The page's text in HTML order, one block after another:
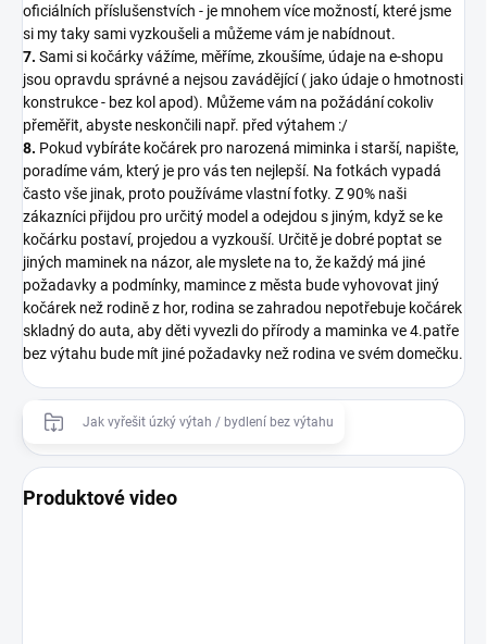
oficiálních příslušenstvích - je mnohem více možností, které jsme
si my taky sami vyzkoušeli a můžeme vám je nabídnout.
7. Sami si kočárky vážíme, měříme, zkoušíme, údaje na e-shopu
jsou opravdu správné a nejsou zavádějící ( jako údaje o hmotnosti
konstrukce - bez kol apod). Můžeme vám na požádání cokoliv
přeměřit, abyste neskončili např. před výtahem :/
8. Pokud vybíráte kočárek pro narozená miminka i starší, napište,
poradíme vám, který je pro vás ten nejlepší. Na fotkách vypadá
často vše jinak, proto používáme vlastní fotky. Z 90% naši
zákazníci přijdou pro určitý model a odejdou s jiným, když se ke
kočárku postaví, projedou a vyzkouší. Určitě je dobré poptat se
jiných maminek na názor, ale myslete na to, že každý má jiné
požadavky a podmínky, mamince z města bude vyhovovat jiný
kočárek než rodině z hor, rodina se zahradou nepotřebuje kočárek
skladný do auta, aby děti vyvezli do přírody a maminka ve 4.patře
bez výtahu bude mít jiné požadavky než rodina ve svém domečku.
Jak vyřešit úzký výtah / bydlení bez výtahu
Produktové video